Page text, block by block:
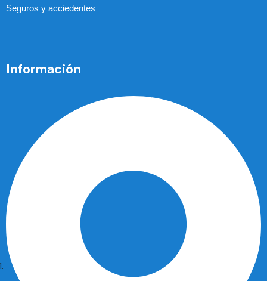
Seguros y acciedentes
Información